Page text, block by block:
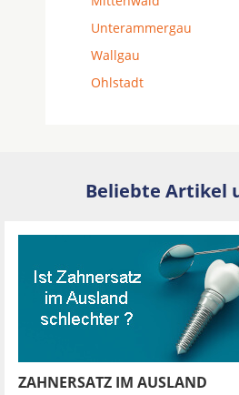
Unterammergau
Wallgau
Ohlstadt
Beliebte Artikel
ZAHNERSATZ IM AUSLAND